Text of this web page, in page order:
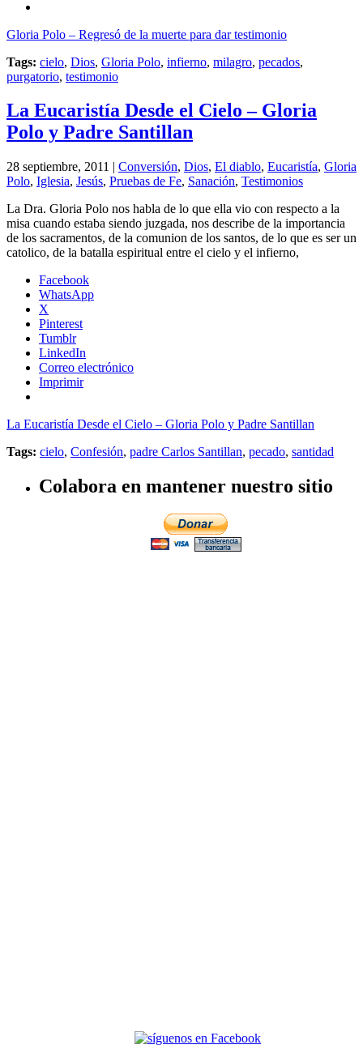
Gloria Polo – Regresó de la muerte para dar testimonio
Tags: cielo, Dios, Gloria Polo, infierno, milagro, pecados,
purgatorio, testimonio
La Eucaristía Desde el Cielo – Gloria
Polo y Padre Santillan
28 septiembre, 2011 | Conversión, Dios, El diablo, Eucaristía, Gloria
Polo, Iglesia, Jesús, Pruebas de Fe, Sanación, Testimonios
La Dra. Gloria Polo nos habla de lo que ella vio con respecto a la
misa cuando estaba siendo juzgada, nos describe de la importancia
de los sacramentos, de la comunion de los santos, de lo que es ser un
catolico, de la batalla espiritual entre el cielo y el infierno,
Facebook
WhatsApp
X
Pinterest
Tumblr
LinkedIn
Correo electrónico
Imprimir
La Eucaristía Desde el Cielo – Gloria Polo y Padre Santillan
Tags: cielo, Confesión, padre Carlos Santillan, pecado, santidad
Colabora en mantener nuestro sitio